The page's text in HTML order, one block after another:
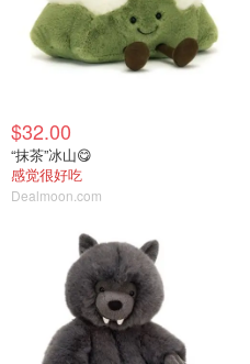
$32.00
“抹茶”冰山😋
感觉很好吃
Dealmoon.com